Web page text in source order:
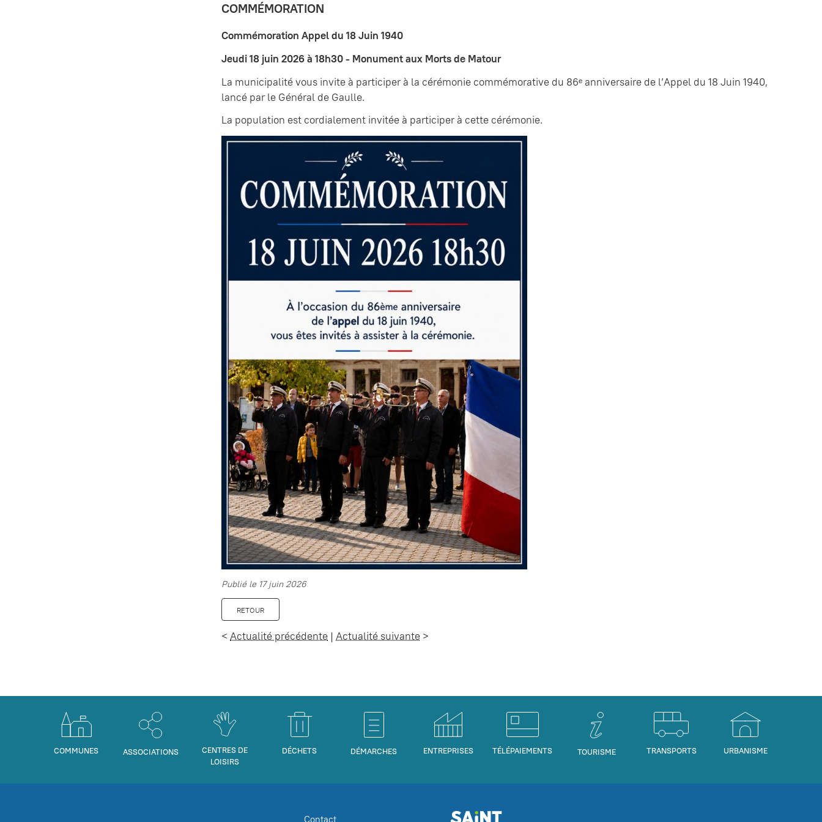
COMMÉMORATION
Commémoration Appel du 18 Juin 1940
Jeudi 18 juin 2026 à 18h30 - Monument aux Morts de Matour
La municipalité vous invite à participer à la cérémonie commémorative du 86ᵉ anniversaire de l’Appel du 18 Juin 1940,
lancé par le Général de Gaulle.
La population est cordialement invitée à participer à cette cérémonie.
Publié le 17 juin 2026
RETOUR
< Actualité précédente | Actualité suivante >
COMMUNES ASSOCIATIONS
CENTRES DE
LOISIRS
DÉCHETS DÉMARCHES ENTREPRISES TÉLÉPAIEMENTS TOURISME TRANSPORTS URBANISME
Contact